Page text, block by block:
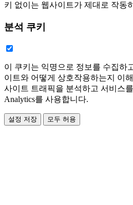
키 없이는 웹사이트가 제대로 작동
분석 쿠키
이 쿠키는 익명으로 정보를 수집하
이트와 어떻게 상호작용하는지 이
사이트 트래픽을 분석하고 서비스
Analytics를 사용합니다.
설정 저장 모두 허용